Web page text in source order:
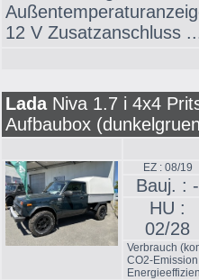
12 V Zusatzanschluss
LadaNiva 1.7 i 4x4
Aufbaubox
EZ : 08/19
Bauj. : -
HU :
02/28
Verbrauch
CO2-